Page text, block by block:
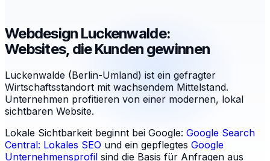
Webdesign Luckenwalde:
Websites, die Kunden gewinnen
Luckenwalde (Berlin-Umland) ist ein gefragter
Wirtschaftsstandort mit wachsendem Mittelstand.
Unternehmen profitieren von einer modernen, lokal
sichtbaren Website.
Lokale Sichtbarkeit beginnt bei Google: Google Search
Central: Lokales SEO und ein gepflegtes Google
Unternehmensprofil sind die Basis für Anfragen aus